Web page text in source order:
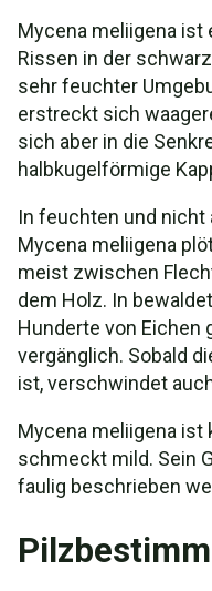
Mycena meliigena ist
Rissen in der
sehr feuchter
erstreckt sich
sich aber in die
halbkugelförmige
In feuchten und
Mycena meliigena
meist zwischen
dem Holz. In
Hunderte von Eichen
vergänglich. Sobald
ist, verschwindet
Mycena meliigena ist
schmeckt mild. Sein
faulig beschrieben